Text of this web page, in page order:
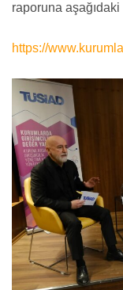
raporuna
https://